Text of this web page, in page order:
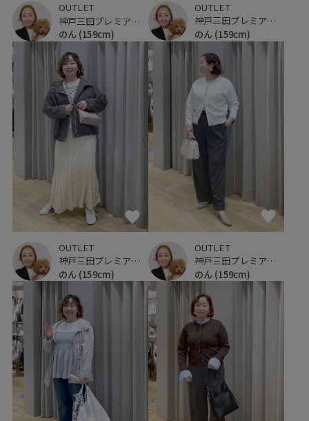
OUTLET
神戸三田プレミアム・アウトレット
のん (159cm)
OUTLET
神戸三田プレミアム・アウトレット
のん (159cm)
OUTLET
神戸三田プレミアム・アウトレット
のん (159cm)
OUTLET
神戸三田プレミアム・アウトレット
のん (159cm)